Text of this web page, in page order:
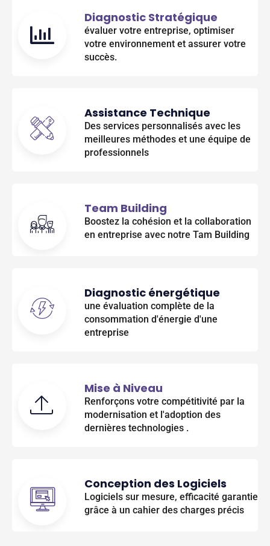
Diagnostic Stratégique
évaluer votre entreprise, optimiser
votre environnement et assurer votre
succès.
Assistance Technique
Des services personnalisés avec les
meilleures méthodes et une équipe de
professionnels
Team Building
Boostez la cohésion et la collaboration
en entreprise avec notre Tam Building
Diagnostic énergétique
une évaluation complète de la
consommation d'énergie d'une
entreprise
Mise à Niveau
Renforçons votre compétitivité par la
modernisation et l'adoption des
dernières technologies .
Conception des Logiciels
Logiciels sur mesure, efficacité garantie
grâce à un cahier des charges précis